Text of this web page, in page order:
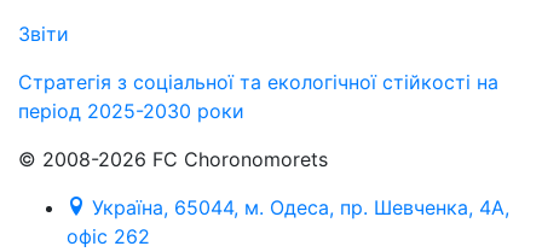
Звіти
Стратегія з соціальної та екологічної стійкості на
період 2025-2030 роки
© 2008-2026 FC Choronomorets
Україна, 65044, м. Одеса, пр. Шевченка, 4А,
офіс 262